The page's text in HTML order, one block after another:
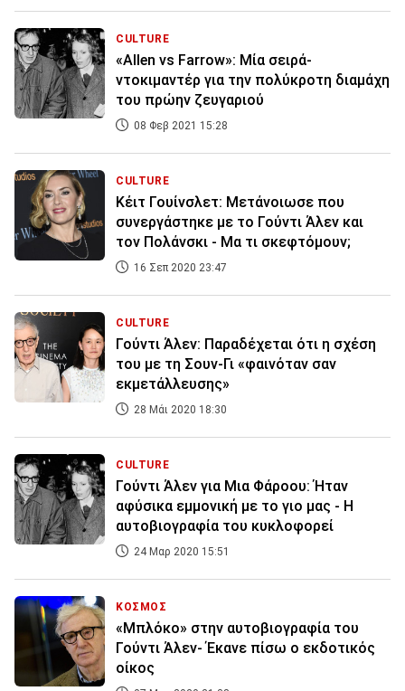
CULTURE
«Allen vs Farrow»: Μία σειρά-
ντοκιμαντέρ για την πολύκροτη διαμάχη
του πρώην ζευγαριού
08 Φεβ 2021 15:28
CULTURE
Kέιτ Γουίνσλετ: Μετάνοιωσε που
συνεργάστηκε με το Γούντι Άλεν και
τον Πολάνσκι - Μα τι σκεφτόμουν;
16 Σεπ 2020 23:47
CULTURE
Γούντι Άλεν: Παραδέχεται ότι η σχέση
του με τη Σουν-Γι «φαινόταν σαν
εκμετάλλευσης»
28 Μάι 2020 18:30
CULTURE
Γούντι Άλεν για Μια Φάροου: Ήταν
αφύσικα εμμονική με το γιο μας - Η
αυτοβιογραφία του κυκλοφορεί
24 Μαρ 2020 15:51
ΚΟΣΜΟΣ
«Μπλόκο» στην αυτοβιογραφία του
Γούντι Άλεν- Έκανε πίσω ο εκδοτικός
οίκος